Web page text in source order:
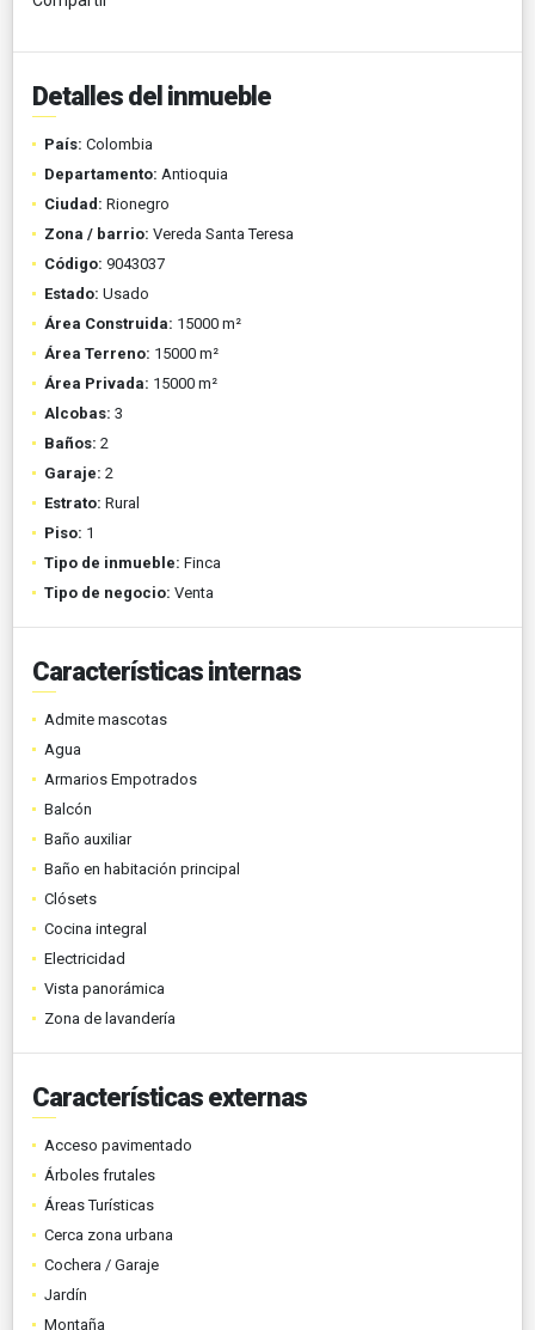
Detalles del inmueble
País: Colombia
Departamento: Antioquia
Ciudad: Rionegro
Zona / barrio: Vereda Santa Teresa
Código: 9043037
Estado: Usado
Área Construida: 15000 m²
Área Terreno: 15000 m²
Área Privada: 15000 m²
Alcobas: 3
Baños: 2
Garaje: 2
Estrato: Rural
Piso: 1
Tipo de inmueble: Finca
Tipo de negocio: Venta
Características internas
Admite mascotas
Agua
Armarios Empotrados
Balcón
Baño auxiliar
Baño en habitación principal
Clósets
Cocina integral
Electricidad
Vista panorámica
Zona de lavandería
Características externas
Acceso pavimentado
Árboles frutales
Áreas Turísticas
Cerca zona urbana
Cochera / Garaje
Jardín
Montaña